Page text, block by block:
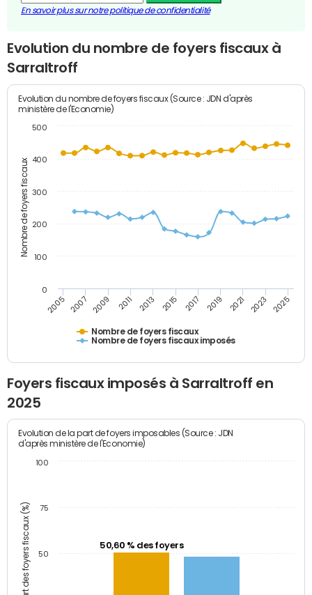
En savoir plus sur notre politique de confidentialité
Evolution du nombre de foyers fiscaux à
Sarraltroff
Nombre de foyers fiscaux
Evolution du nombre de foyers fiscaux (Source : JDN d'après
ministère de l'Economie)
Nombre de foyers fiscaux
Nombre de foyers fiscaux imposés
2005 2007 2009 2011 2013 2015 2017 2019 2021 2023 2025
0
100
200
300
400
500
Foyers fiscaux imposés à Sarraltroff en
2025
Part des foyers fiscaux (%)
Evolution de la part de foyers imposables (Source : JDN
d'après ministère de l'Economie)
50,60 % des foyers
50
75
100